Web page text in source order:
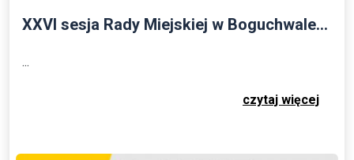
XXVI sesja Rady Miejskiej w Boguchwale...
...
czytaj więcej